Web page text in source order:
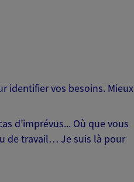
identifier vos besoins. Mieux
d’imprévus... Où que vous
de travail… Je suis là pour